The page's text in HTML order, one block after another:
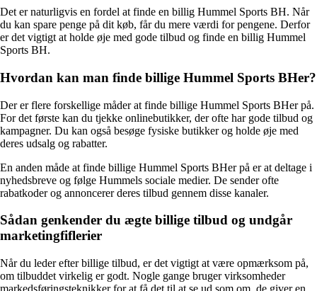
Det er naturligvis en fordel at finde en billig Hummel Sports BH. Når
du kan spare penge på dit køb, får du mere værdi for pengene. Derfor
er det vigtigt at holde øje med gode tilbud og finde en billig Hummel
Sports BH.
Hvordan kan man finde billige Hummel Sports BHer?
Der er flere forskellige måder at finde billige Hummel Sports BHer på.
For det første kan du tjekke onlinebutikker, der ofte har gode tilbud og
kampagner. Du kan også besøge fysiske butikker og holde øje med
deres udsalg og rabatter.
En anden måde at finde billige Hummel Sports BHer på er at deltage i
nyhedsbreve og følge Hummels sociale medier. De sender ofte
rabatkoder og annoncerer deres tilbud gennem disse kanaler.
Sådan genkender du ægte billige tilbud og undgår
marketingfiflerier
Når du leder efter billige tilbud, er det vigtigt at være opmærksom på,
om tilbuddet virkelig er godt. Nogle gange bruger virksomheder
markedsføringsteknikker for at få det til at se ud som om, de giver en